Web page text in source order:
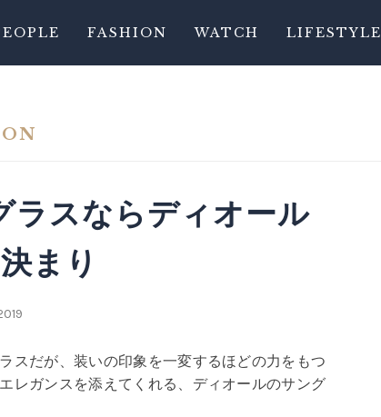
FASHION WATCH LIFESTYLE
ラスならディオール
まり
スだが、装いの印象を一変するほどの力をもつ
レガンスを添えてくれる、ディオールのサング